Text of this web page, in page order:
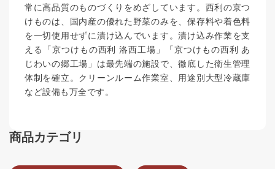
常に高品質のものづくりをめざしています。西利の京つ
けものは、国内産の優れた野菜のみを、保存料や着色料
を一切使用せずに漬け込んでいます。漬け込み作業を支
える「京つけもの西利 洛西工場」「京つけもの西利 あ
じわいの郷工場」は最先端の施設で、徹底した衛生管理
体制を確立。クリーンルーム作業室、用途別大型冷蔵庫
など設備も万全です。
商品カテゴリ